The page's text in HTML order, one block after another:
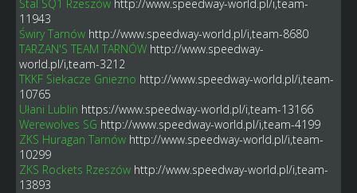
Stal SQ1 Rzeszów http://www.speedway-world.pl/i,team-
11943
Świry Tarnów http://www.speedway-world.pl/i,team-8680
TARZAN'S TEAM TARNÓW http://www.speedway-
world.pl/i,team-3212
TKKF Siekacze Gniezno http://www.speedway-world.pl/i,team-
10765
Ułani Lublin https://www.speedway-world.pl/i,team-13166
Werewolves SG http://www.speedway-world.pl/i,team-4199
ZKS Huragan Tarnów http://www.speedway-world.pl/i,team-
10299
ZKS Rockets Rzeszów http://www.speedway-world.pl/i,team-
13893